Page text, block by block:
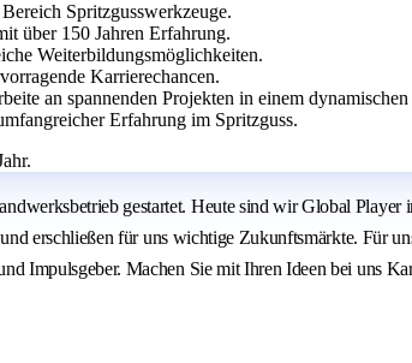
Spritzgusswerkzeuge.
über 150 Jahren Erfahrung.
Weiterbildungsmöglichkeiten.
Karrierechancen.
an spannenden Projekten in einem
Erfahrung im Spritzguss.
gestartet. Heute sind wir Global
erschließen für uns wichtige Zukunftsmärkte.
Impulsgeber. Machen Sie mit Ihren Ideen bei uns